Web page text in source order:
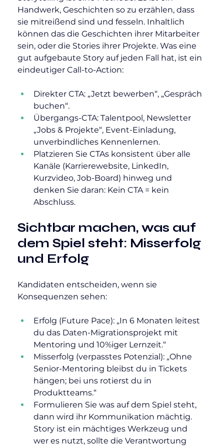
Handwerk, Geschichten so zu erzählen, dass
sie mitreißend sind und fesseln. Inhaltlich
können das die Geschichten ihrer Mitarbeiter
sein, oder die Stories ihrer Projekte. Was eine
gut aufgebaute Story auf jeden Fall hat, ist ein
eindeutiger Call-to-Action:
Direkter CTA: „Jetzt bewerben“, „Gespräch
buchen“.
Übergangs-CTA: Talentpool, Newsletter
„Jobs & Projekte“, Event-Einladung,
unverbindliches Kennenlernen.
Platzieren Sie CTAs konsistent über alle
Kanäle (Karrierewebsite, LinkedIn,
Kurzvideo, Job-Board) hinweg und
denken Sie daran: Kein CTA = kein
Abschluss.
Sichtbar machen, was auf
dem Spiel steht: Misserfolg
und Erfolg
Kandidaten entscheiden, wenn sie
Konsequenzen sehen:
Erfolg (Future Pace): „In 6 Monaten leitest
du das Daten-Migrationsprojekt mit
Mentoring und 10%iger Lernzeit.“
Misserfolg (verpasstes Potenzial): „Ohne
Senior-Mentoring bleibst du in Tickets
hängen; bei uns rotierst du in
Produktteams.“
Formulieren Sie was auf dem Spiel steht,
dann wird ihr Kommunikation mächtig.
Story ist ein mächtiges Werkzeug und
wer es nutzt, sollte die Verantwortung